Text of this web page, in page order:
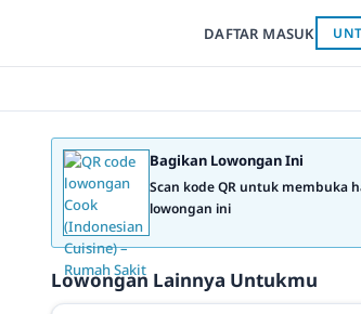
DAFTAR MASUK
Bagikan Lowongan Ini
Scan kode QR untuk membuka
lowongan ini
Lowongan Lainnya Untukmu